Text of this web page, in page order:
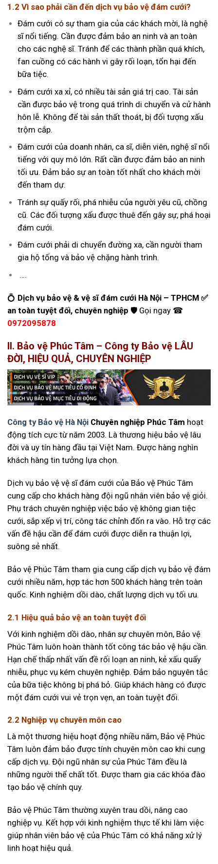
1.2 Vì sao phải cần đến dịch vụ bảo vệ đám cưới?
Đám cưới có sự tham gia của các khách mời, là nghệ
sĩ nổi tiếng. Cần được đảm bảo an ninh và an toàn
cho các nghệ sĩ. Tránh để các thành phần quá khích,
fan cuồng có các hành vi gây rối loạn, tổn hại đến
bữa tiệc.
Đám cưới xa xỉ, có nhiều tài sản giá trị cao. Tài sản
cần được bảo vệ trong quá trình di chuyển và cử hành
hôn lễ. Không để tài sản thất thoát, bị đối tượng xấu
trộm cắp.
Đám cưới của doanh nhân, ca sĩ, diễn viên, nghệ sĩ nổi
tiếng với quy mô lớn. Rất cần được đảm bảo an ninh
tối ưu. Đảm bảo sự an toàn tốt nhất cho khách mời
đến tham dự.
Tránh sự quấy rối, phá nhiễu của người yêu cũ, chồng
cũ. Các đối tượng xấu được thuê đến gây sự, phá hoại
đám cưới.
Đám cưới phải di chuyển đường xa, cần người tham
gia hộ tống và bảo vệ chặng hành trình.
….
💍 Dịch vụ bảo vệ & vệ sĩ đám cưới Hà Nội – TPHCM ✅
an toàn tuyệt đối, chuyên nghiệp 🛡️ Gọi ngay ☎
0972095878
II. Bảo vệ Phúc Tâm – Công ty Bảo vệ LÂU
ĐỜI, HIỆU QUẢ, CHUYÊN NGHIỆP
Công ty Bảo vệ Hà Nội Chuyên nghiệp Phúc Tâm hoạt
động tích cực từ năm 2003. Là thương hiệu bảo vệ lâu
đời và uy tín hàng đầu tại Việt Nam. Được hàng nghìn
khách hàng tin tưởng lựa chọn.
Dịch vụ bảo vệ vệ sĩ đám cưới của Bảo vệ Phúc Tâm
cung cấp cho khách hàng đội ngũ nhân viên bảo vệ giỏi.
Phụ trách chuyên nghiệp việc bảo vệ không gian tiệc
cưới, sắp xếp vị trí, công tác chỉnh đốn ra vào. Hỗ trợ các
vấn đề hậu cần để đám cưới được diễn ra thuận lợi,
suông sẻ nhất.
Bảo vệ Phúc Tâm tham gia cung cấp dịch vụ bảo vệ đám
cưới nhiều năm, hợp tác hơn 500 khách hàng trên toàn
quốc. Kinh nghiệm dồi dào, chất lượng dịch vụ tối ưu.
2.1 Hiệu quả bảo vệ an toàn tuyệt đối
Với kinh nghiệm dồi dào, nhân sự chuyên môn, Bảo vệ
Phúc Tâm luôn hoàn thành tốt công tác bảo vệ hậu cần.
Hạn chế thấp nhất vấn đề rối loạn an ninh, kẻ xấu quấy
nhiễu, phục vụ kém chuyên nghiệp. Đảm bảo nguyên tắc
của bữa tiệc không bị phá bỏ. Giúp khách hàng có được
một đám cưới vui vẻ trọn vẹn, an toàn tuyệt đối.
2.2 Nghiệp vụ chuyên môn cao
Là một thương hiệu hoạt động nhiều năm, Bảo vệ Phúc
Tâm luôn đảm bảo được tính chuyên môn cao khi cung
cấp dịch vụ. Đội ngũ nhân sự của Phúc Tâm đều là
những người thể chất tốt. Được tham gia các khóa đào
tạo bảo vệ chính quy.
Bảo vệ Phúc Tâm thường xuyên trau dồi, nâng cao
nghiệp vụ. Kết hợp với kinh nghiệm thực tế khi làm việc
giúp nhân viên bảo vệ của Phúc Tâm có khả năng xử lý
linh hoạt hiệu quả.